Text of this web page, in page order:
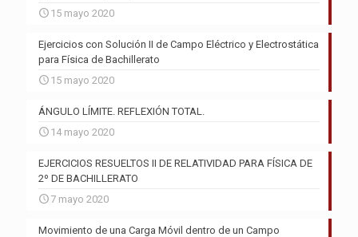
15 mayo 2020
Ejercicios con Solución II de Campo Eléctrico y Electrostática
para Física de Bachillerato
15 mayo 2020
ÁNGULO LÍMITE. REFLEXIÓN TOTAL.
14 mayo 2020
EJERCICIOS RESUELTOS II DE RELATIVIDAD PARA FÍSICA DE
2º DE BACHILLERATO
7 mayo 2020
Movimiento de una Carga Móvil dentro de un Campo